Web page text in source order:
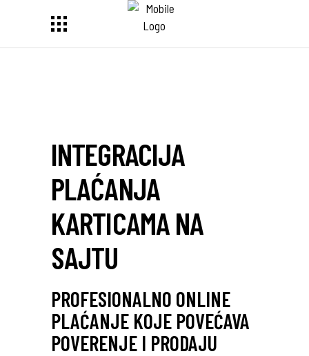
INTEGRACIJA
PLAĆANJA
KARTICAMA NA
SAJTU
PROFESIONALNO ONLINE
PLAĆANJE KOJE POVEĆAVA
POVERENJE I PRODAJU